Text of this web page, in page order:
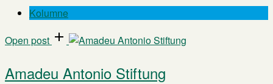
Kolumne
Open post
Amadeu Antonio Stiftung